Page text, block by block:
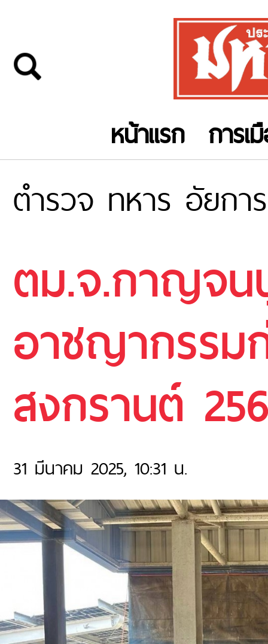
หน้าแรก การเ
ตำรวจ ทหาร อัยก
ตม.จ.กาญจน
อาชญากรรม
สงกรานต์
31 มีนาคม 2025, 10:31 น.